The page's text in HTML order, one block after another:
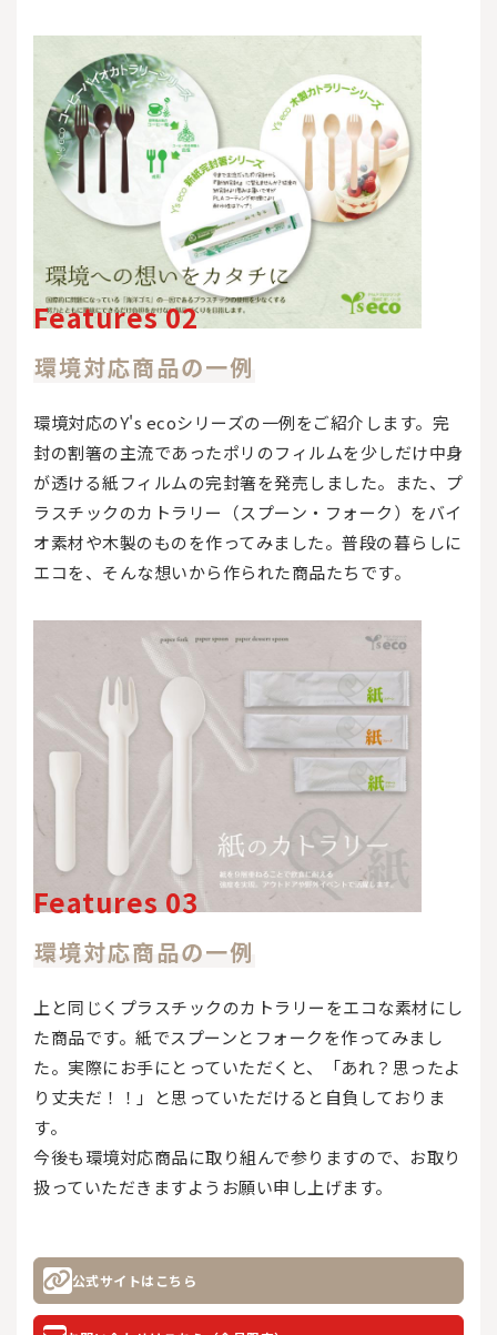
Features 02
環境対応商品の一例
環境対応のY's ecoシリーズの一例をご紹介します。完
封の割箸の主流であったポリのフィルムを少しだけ中身
が透ける紙フィルムの完封箸を発売しました。また、プ
ラスチックのカトラリー（スプーン・フォーク）をバイ
オ素材や木製のものを作ってみました。普段の暮らしに
エコを、そんな想いから作られた商品たちです。
Features 03
環境対応商品の一例
上と同じくプラスチックのカトラリーをエコな素材にし
た商品です。紙でスプーンとフォークを作ってみまし
た。実際にお手にとっていただくと、「あれ？思ったよ
り丈夫だ！！」と思っていただけると自負しておりま
す。
今後も環境対応商品に取り組んで参りますので、お取り
扱っていただきますようお願い申し上げます。
公式サイトはこちら